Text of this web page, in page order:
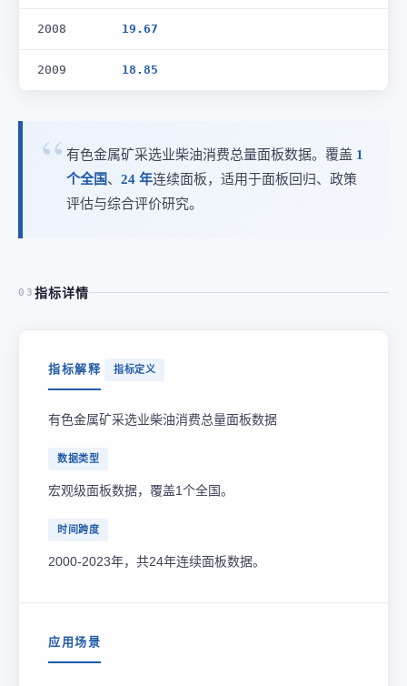
2008 19.67
2009 18.85
有色金属矿采选业柴油消费总量面板数据。覆盖 1
个全国、 24 年连续面板，适用于面板回归、政策
评估与综合评价研究。
03 指标详情
指标解释 指标定义
有色金属矿采选业柴油消费总量面板数据
数据类型
宏观级面板数据，覆盖1个全国。
时间跨度
2000-2023年，共24年连续面板数据。
应用场景